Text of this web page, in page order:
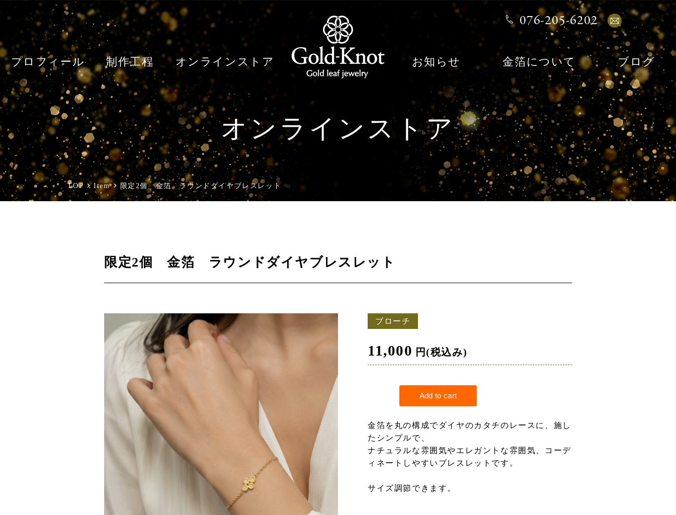
プロフィール 制作工程 オンラインストア お知らせ 金箔について ブログ
076-205-6202
オンラインストア
TOP Item 限定2個 金箔 ラウンドダイヤブレスレット
限定2個 金箔 ラウンドダイヤブレスレット
ブローチ
11,000 円(税込み)
金箔を丸の構成でダイヤのカタチのレースに、施し
たシンプルで、
ナチュラルな雰囲気やエレガントな雰囲気、コーデ
ィネートしやすいブレスレットです。
サイズ調節できます。